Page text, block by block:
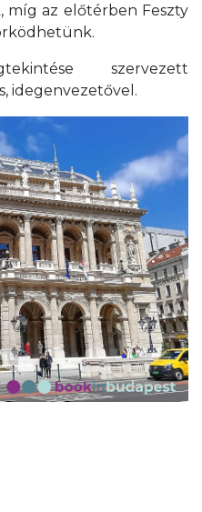
míg az előtérben Feszty
szervezett
idegenvezetővel.